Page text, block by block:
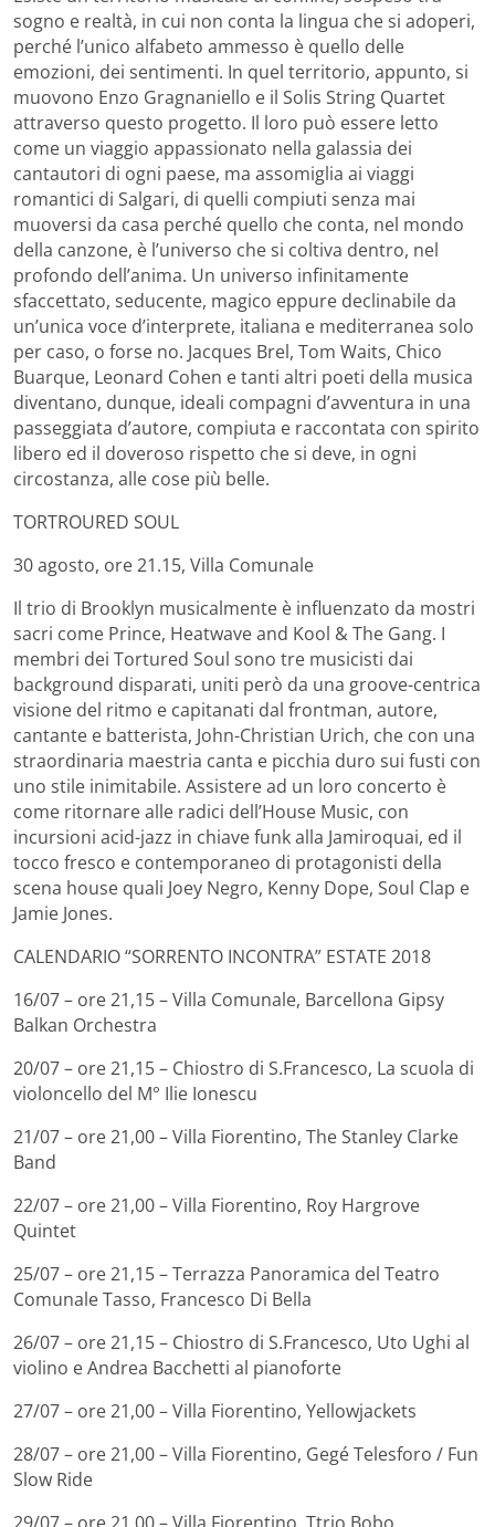
sogno e realtà, in cui non conta la lingua che si adoperi,
perché l’unico alfabeto ammesso è quello delle
emozioni, dei sentimenti. In quel territorio, appunto, si
muovono Enzo Gragnaniello e il Solis String Quartet
attraverso questo progetto. Il loro può essere letto
come un viaggio appassionato nella galassia dei
cantautori di ogni paese, ma assomiglia ai viaggi
romantici di Salgari, di quelli compiuti senza mai
muoversi da casa perché quello che conta, nel mondo
della canzone, è l’universo che si coltiva dentro, nel
profondo dell’anima. Un universo infinitamente
sfaccettato, seducente, magico eppure declinabile da
un’unica voce d’interprete, italiana e mediterranea solo
per caso, o forse no. Jacques Brel, Tom Waits, Chico
Buarque, Leonard Cohen e tanti altri poeti della musica
diventano, dunque, ideali compagni d’avventura in una
passeggiata d’autore, compiuta e raccontata con spirito
libero ed il doveroso rispetto che si deve, in ogni
circostanza, alle cose più belle.
TORTROURED SOUL
30 agosto, ore 21.15, Villa Comunale
Il trio di Brooklyn musicalmente è influenzato da mostri
sacri come Prince, Heatwave and Kool & The Gang. I
membri dei Tortured Soul sono tre musicisti dai
background disparati, uniti però da una groove-centrica
visione del ritmo e capitanati dal frontman, autore,
cantante e batterista, John-Christian Urich, che con una
straordinaria maestria canta e picchia duro sui fusti con
uno stile inimitabile. Assistere ad un loro concerto è
come ritornare alle radici dell’House Music, con
incursioni acid-jazz in chiave funk alla Jamiroquai, ed il
tocco fresco e contemporaneo di protagonisti della
scena house quali Joey Negro, Kenny Dope, Soul Clap e
Jamie Jones.
CALENDARIO “SORRENTO INCONTRA” ESTATE 2018
16/07 – ore 21,15 – Villa Comunale, Barcellona Gipsy
Balkan Orchestra
20/07 – ore 21,15 – Chiostro di S.Francesco, La scuola di
violoncello del M° Ilie Ionescu
21/07 – ore 21,00 – Villa Fiorentino, The Stanley Clarke
Band
22/07 – ore 21,00 – Villa Fiorentino, Roy Hargrove
Quintet
25/07 – ore 21,15 – Terrazza Panoramica del Teatro
Comunale Tasso, Francesco Di Bella
26/07 – ore 21,15 – Chiostro di S.Francesco, Uto Ughi al
violino e Andrea Bacchetti al pianoforte
27/07 – ore 21,00 – Villa Fiorentino, Yellowjackets
28/07 – ore 21,00 – Villa Fiorentino, Gegé Telesforo / Fun
Slow Ride